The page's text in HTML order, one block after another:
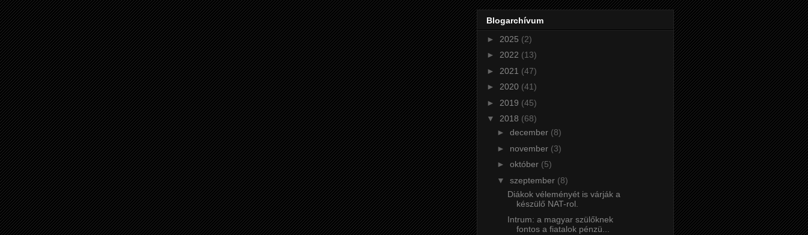
Blogarchívum
► 2025 (2)
► 2022 (13)
► 2021 (47)
► 2020 (41)
► 2019 (45)
▼ 2018 (68)
► december (8)
► november (3)
► október (5)
▼ szeptember (8)
Diákok véleményét is várják a
készülő NAT-rol.
Intrum: a magyar szülőknek
fontos a fiatalok pénzü...